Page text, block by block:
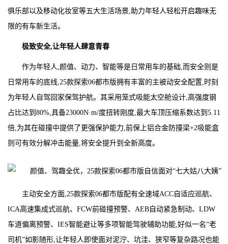
俱乐部以及移动化妆室等五大生活场景,助力年轻人轻松开启趣味无
限的有车新生活。
极致安全,让年轻人肆意青春
作为年轻人,颜值、动力、智能等是日常用车的基础,而安全则是
日常用车的底线,25款探索06都市版拥有丰富的主被动安全配置,时刻
为年轻人自驾回家保驾护航。其采用笼式吸能太空舱设计,高强度钢
占比达到80%,具备23000N·m/度扭转刚度,最大车顶压缩系数达到5.11
倍,为其在碰撞中提供了更强保护能力,前保上铝合金防撞梁+2吸能盒
则可有效分解冲击能量,将安全提升到全新高度。
主动安全方面,25款探索06都市版配有全速域ACC自适应巡航、
ICA高速集成式巡航、FCW前碰撞预警、AEB自动紧急制动、LDW
车道偏离预警、IES智能避让等多项智能驾驶辅助功能,好似一名“老
司机”如影随形,让年轻人即使面对泥泞、坑洼、狭窄等复杂路况也能